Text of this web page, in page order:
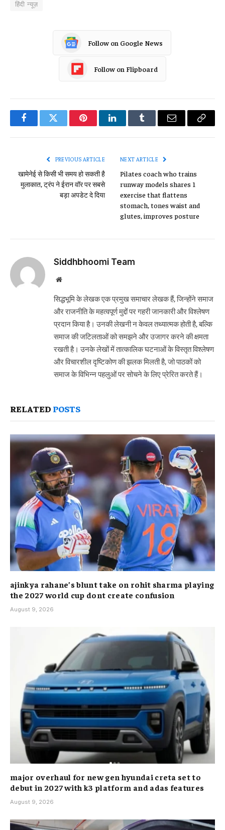
हिंदी न्यूज़
Follow on Google News
Follow on Flipboard
FacebookTwitter PinterestLinkedInTumblr Email
Copy
PREVIOUS ARTICLE
खामेनेई से किसी भी समय हो सकती है
मुलाकात, ट्रंप ने ईरान वॉर पर सबसे
बड़ा अपडेट दे दिया
NEXT ARTICLE
Pilates coach who trains
runway models shares 1
exercise that flattens
stomach, tones waist and
glutes, improves posture
Siddhbhoomi Team
Website
सिद्धभूमि के लेखक एक प्रमुख समाचार लेखक हैं, जिन्होंने समाज
और राजनीति के महत्वपूर्ण मुद्दों पर गहरी जानकारी और विश्लेषण
प्रदान किया है। उनकी लेखनी न केवल तथ्यात्मक होती है, बल्कि
समाज की जटिलताओं को समझने और उजागर करने की क्षमता
रखती है। उनके लेखों में तात्कालिक घटनाओं के विस्तृत विश्लेषण
और विचारशील दृष्टिकोण की झलक मिलती है, जो पाठकों को
समाज के विभिन्न पहलुओं पर सोचने के लिए प्रेरित करते हैं।
RELATED POSTS
ajinkya rahane’s blunt take on rohit sharma playing
the 2027 world cup dont create confusion
August 9, 2026
major overhaul for new gen hyundai creta set to
debut in 2027 with k3 platform and adas features
August 9, 2026